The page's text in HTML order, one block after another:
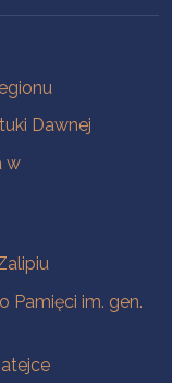
Dawnej
w
Pamięci im. gen.